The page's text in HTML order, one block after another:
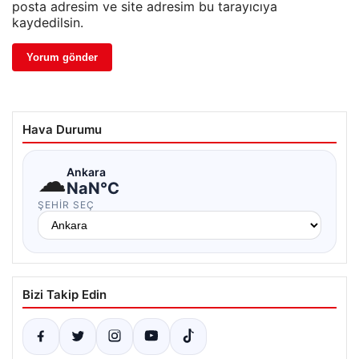
posta adresim ve site adresim bu tarayıcıya
kaydedilsin.
Hava Durumu
☁Ankara
NaN°C
ŞEHIR SEÇ
Bizi Takip Edin